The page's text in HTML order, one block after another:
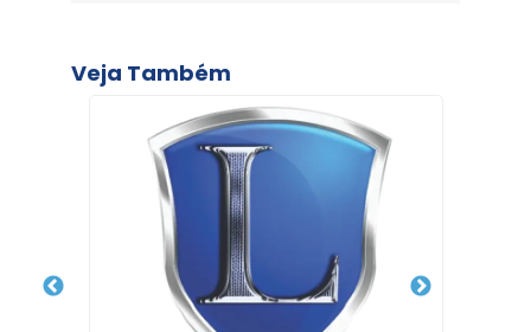
Veja Também